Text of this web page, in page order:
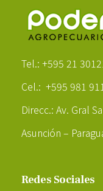
Tel.: +595 21
Cel.: +595 981
Direcc.: Av. Gral
Asunción –
Redes Sociales